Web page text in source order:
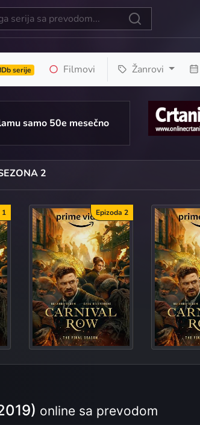
serije Filmovi Žanrovi
samo 50e mesečno
2
1 Epizoda 2
Kingdoms
online sa prevodom